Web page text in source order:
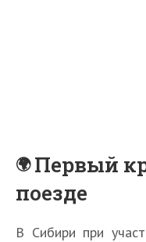
Первый
поезде
В Сибири при